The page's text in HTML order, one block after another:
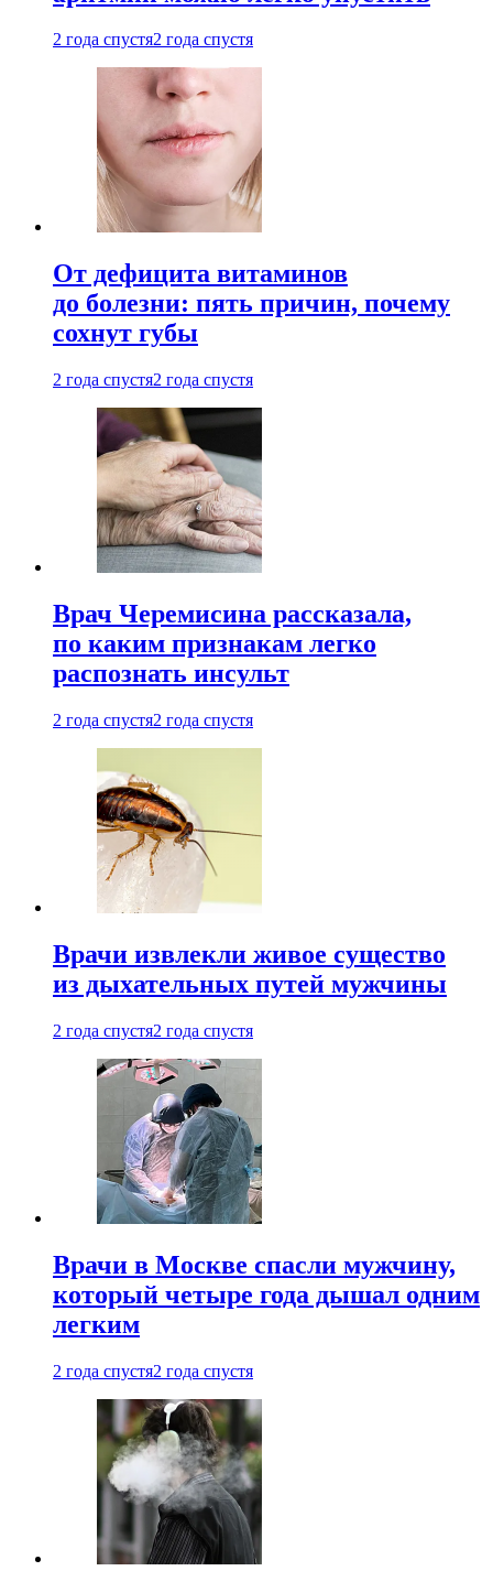
2 года спустя2 года спустя
От дефицита витаминов
до болезни: пять причин, почему
сохнут губы
2 года спустя2 года спустя
Врач Черемисина рассказала,
по каким признакам легко
распознать инсульт
2 года спустя2 года спустя
Врачи извлекли живое существо
из дыхательных путей мужчины
2 года спустя2 года спустя
Врачи в Москве спасли мужчину,
который четыре года дышал одним
легким
2 года спустя2 года спустя